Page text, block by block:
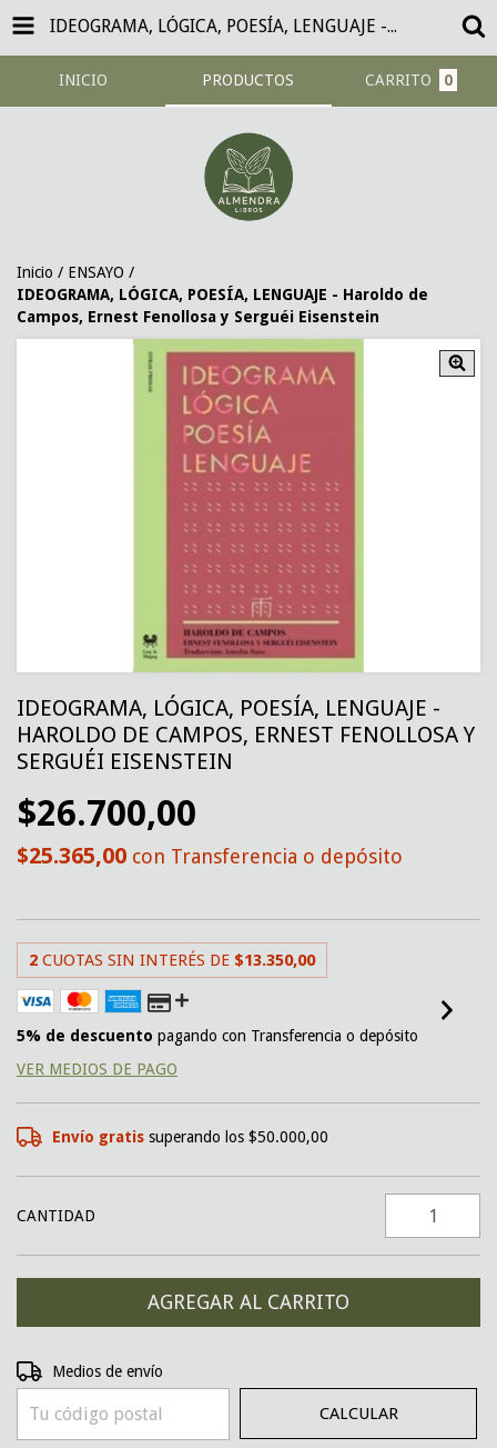
IDEOGRAMA, LÓGICA, POESÍA, LENGUAJE - HAROLDO DE CAMPOS, ERNEST FENOLLOSA Y SERGUÉI EISENSTEIN
INICIO PRODUCTOS CARRITO 0
Inicio / ENSAYO /
IDEOGRAMA, LÓGICA, POESÍA, LENGUAJE - Haroldo de
Campos, Ernest Fenollosa y Serguéi Eisenstein
IDEOGRAMA, LÓGICA, POESÍA, LENGUAJE -
HAROLDO DE CAMPOS, ERNEST FENOLLOSA Y
SERGUÉI EISENSTEIN
$26.700,00
$25.365,00 con Transferencia o depósito
2 CUOTAS SIN INTERÉS DE $13.350,00
5% de descuento pagando con Transferencia o depósito
VER MEDIOS DE PAGO
Envío gratis superando los$50.000,00
CANTIDAD
Entregas para el CP:
Medios de envío
CALCULAR